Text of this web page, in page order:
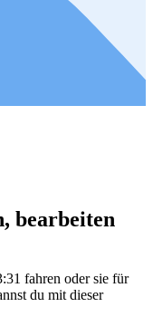
bearbeiten
fahren oder sie für
du mit dieser